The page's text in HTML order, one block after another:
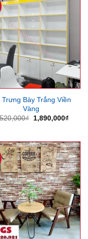
Trưng Bày Trắng Viền
Vàng
₫
Giá
1,890,000₫Giá